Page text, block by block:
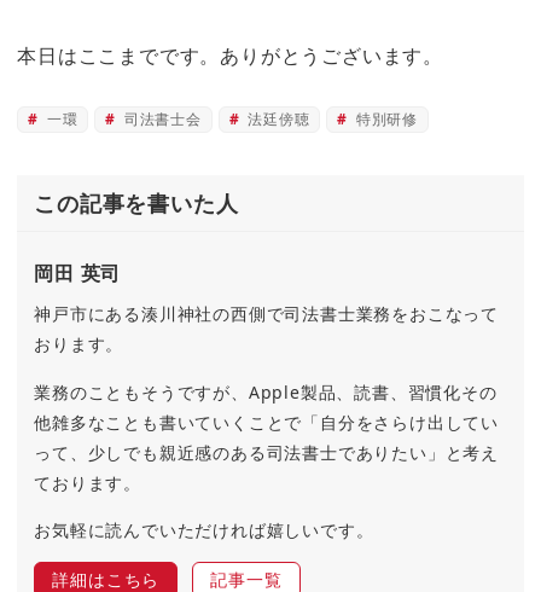
本日はここまでです。ありがとうございます。
一環 司法書士会 法廷傍聴 特別研修
この記事を書いた人
岡田 英司
神戸市にある湊川神社の西側で司法書士業務をおこなって
おります。
業務のこともそうですが、Apple製品、読書、習慣化その
他雑多なことも書いていくことで「自分をさらけ出してい
って、少しでも親近感のある司法書士でありたい」と考え
ております。
お気軽に読んでいただければ嬉しいです。
詳細はこちら 記事一覧